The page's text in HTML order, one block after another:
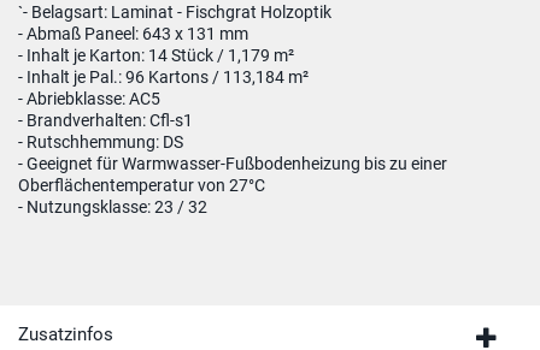
`- Belagsart: Laminat - Fischgrat Holzoptik
- Abmaß Paneel: 643 x 131 mm
- Inhalt je Karton: 14 Stück / 1,179 m²
- Inhalt je Pal.: 96 Kartons / 113,184 m²
- Abriebklasse: AC5
- Brandverhalten: Cfl-s1
- Rutschhemmung: DS
- Geeignet für Warmwasser-Fußbodenheizung bis zu einer
Oberflächentemperatur von 27°C
- Nutzungsklasse: 23 / 32
Zusatzinfos